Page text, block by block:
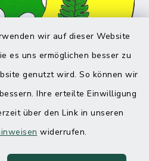
wir auf dieser Website
es uns ermöglichen besser zu
genutzt wird. So können wir
Ihre erteilte Einwilligung
über den Link in unseren
widerrufen.